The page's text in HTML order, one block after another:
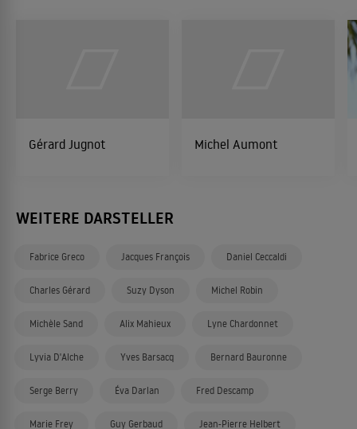
Gérard Jugnot Michel Aumont
WEITERE DARSTELLER
Fabrice Greco Jacques François Daniel Ceccaldi
Charles Gérard Suzy Dyson Michel Robin
Michèle Sand Alix Mahieux Lyne Chardonnet
Lyvia D'Alche Yves Barsacq Bernard Bauronne
Serge Berry Éva Darlan Fred Descamp
Marie Frey Guy Gerbaud Jean-Pierre Helbert